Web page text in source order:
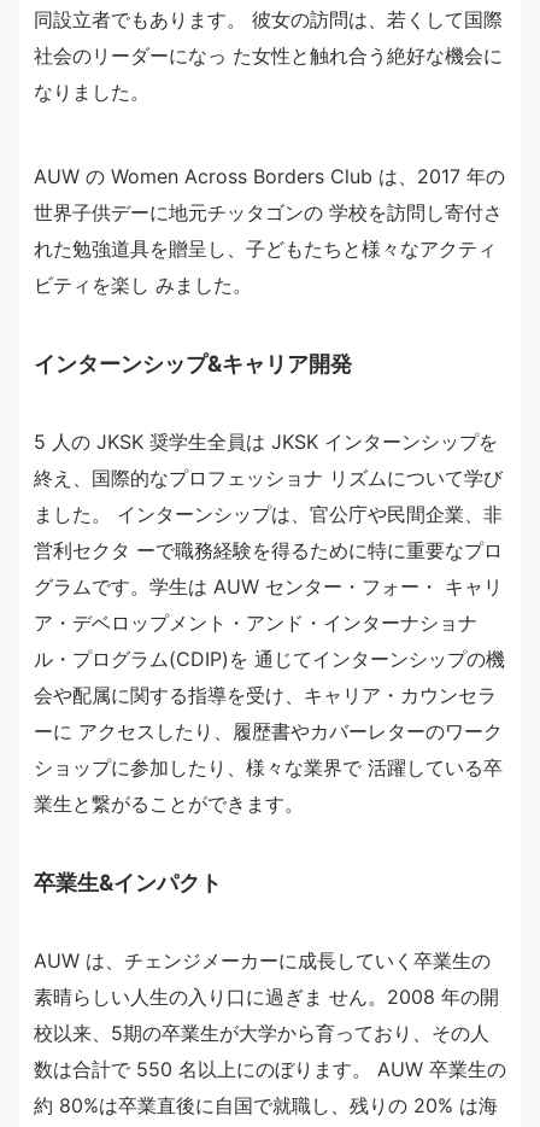
同設立者でもあります。 彼女の訪問は、若くして国際
社会のリーダーになっ た女性と触れ合う絶好な機会に
なりました。
AUW の Women Across Borders Club は、2017 年の
世界子供デーに地元チッタゴンの 学校を訪問し寄付さ
れた勉強道具を贈呈し、子どもたちと様々なアクティ
ビティを楽し みました。
インターンシップ&キャリア開発
5 人の JKSK 奨学生全員は JKSK インターンシップを
終え、国際的なプロフェッショナ リズムについて学び
ました。 インターンシップは、官公庁や民間企業、非
営利セクタ ーで職務経験を得るために特に重要なプロ
グラムです。学生は AUW センター・フォー・ キャリ
ア・デベロップメント・アンド・インターナショナ
ル・プログラム(CDIP)を 通じてインターンシップの機
会や配属に関する指導を受け、キャリア・カウンセラ
ーに アクセスしたり、履歴書やカバーレターのワーク
ショップに参加したり、様々な業界で 活躍している卒
業生と繋がることができます。
卒業生&インパクト
AUW は、チェンジメーカーに成長していく卒業生の
素晴らしい人生の入り口に過ぎま せん。2008 年の開
校以来、5期の卒業生が大学から育っており、その人
数は合計で 550 名以上にのぼります。 AUW 卒業生の
約 80%は卒業直後に自国で就職し、残りの 20% は海